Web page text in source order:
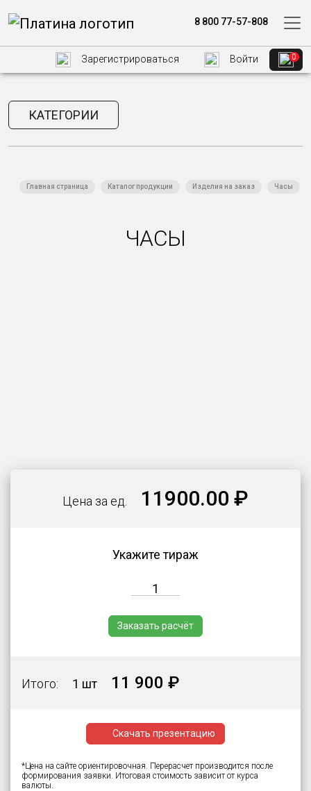
8 800 77-57-808
Зарегистрироваться Войти 0
КАТЕГОРИИ
Главная страница Каталог продукции Изделия на заказ Часы
ЧАСЫ
Цена за ед. 11900.00 ₽
Укажите тираж
Заказать расчёт
Итого: 1 шт 11 900 ₽
Скачать презентацию
*Цена на сайте ориентировочная. Перерасчет производится после
формирования заявки. Итоговая стоимость зависит от курса
валюты.